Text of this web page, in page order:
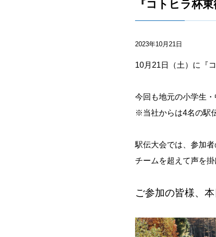
『コトヒラ杯
2023年10月21日
10月21日（土）に『
今回も地元の小学生
※当社からは4名の駅
駅伝大会では、参加
チームを超えて声を
ご参加の皆様、